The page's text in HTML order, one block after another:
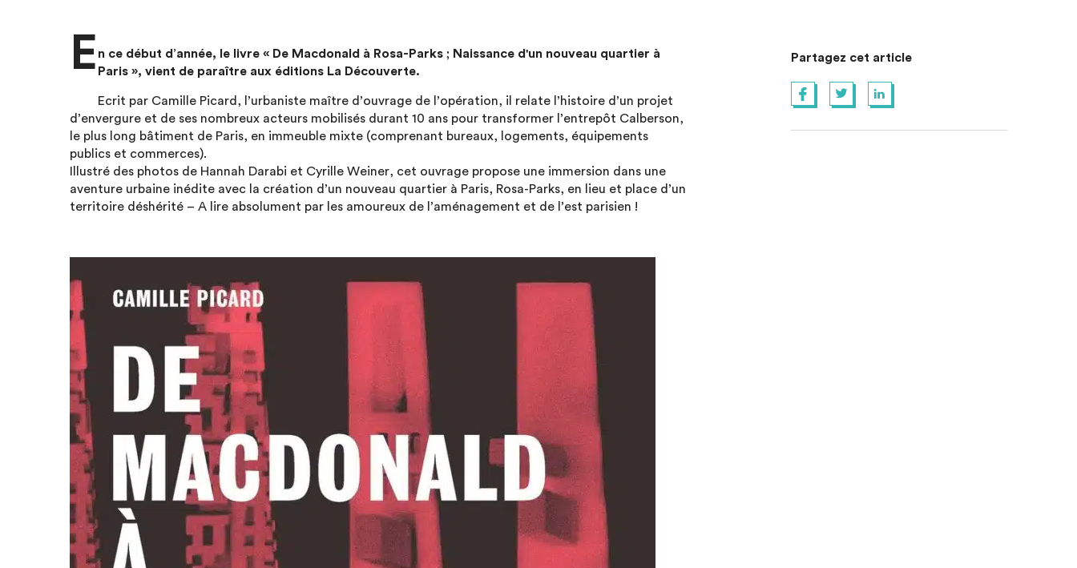
E n ce début d’année, le livre « De Macdonald à Rosa-Parks ; Naissance d'un nouveau quartier à
Paris », vient de paraître aux éditions La Découverte.
Ecrit par Camille Picard, l’urbaniste maître d’ouvrage de l’opération, il relate l’histoire d’un projet
d’envergure et de ses nombreux acteurs mobilisés durant 10 ans pour transformer l’entrepôt Calberson,
le plus long bâtiment de Paris, en immeuble mixte (comprenant bureaux, logements, équipements
publics et commerces).
Illustré des photos de Hannah Darabi et Cyrille Weiner, cet ouvrage propose une immersion dans une
aventure urbaine inédite avec la création d’un nouveau quartier à Paris, Rosa-Parks, en lieu et place d’un
territoire déshérité – A lire absolument par les amoureux de l’aménagement et de l’est parisien !
Partagez cet article